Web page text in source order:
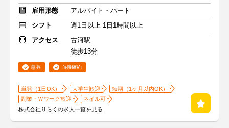
雇用形態
アルバイト・パート
シフト
週1日以上 1日1時間以上
アクセス
古河駅
徒歩13分
急募 面接確約
単発（1日OK） 大学生歓迎
短期（1ヶ月以内OK）
副業・Ｗワーク歓迎
ネイル可
株式会社りらくの求人一覧を見る